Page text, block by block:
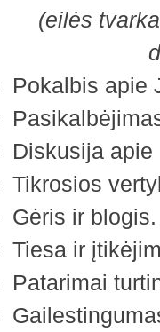
(eilės
Pokalbis apie
Diskusija
Tikrosios
Gėris ir
Tiesa ir
Patarimai